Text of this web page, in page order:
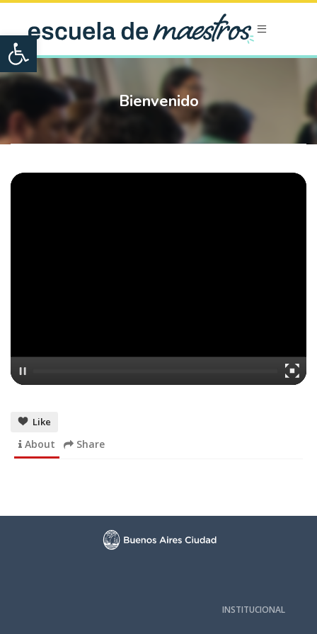
Open toolbar
Bienvenido
Like
About Share
INSTITUCIONAL